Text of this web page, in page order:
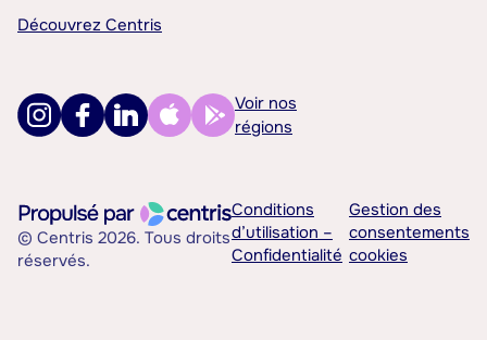
Découvrez Centris
Voir nos
régions
© Centris 2026. Tous droits
réservés.
Conditions
d’utilisation –
Confidentialité
Gestion des
consentements
cookies